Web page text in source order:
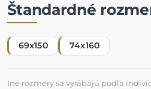
Štandardné
69x150 74x160
Iné rozmery sa vyrábajú podľa